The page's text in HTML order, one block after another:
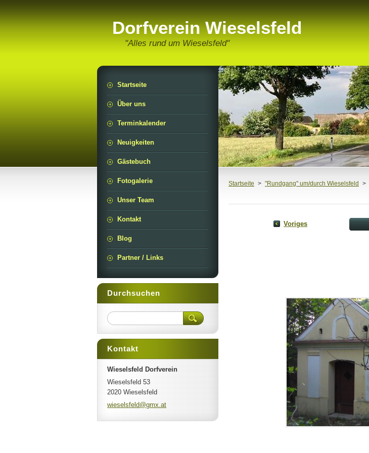
Dorfverein Wieselsfeld
"Alles rund um Wieselsfeld"
Startseite > "Rundgang" um/durch Wieselsfeld >
Voriges
Startseite
Über uns
Terminkalender
Neuigkeiten
Gästebuch
Fotogalerie
Unser Team
Kontakt
Blog
Partner / Links
Durchsuchen
Kontakt
Wieselsfeld Dorfverein
Wieselsfeld 53
2020 Wieselsfeld
wieselsfeld@gmx.at